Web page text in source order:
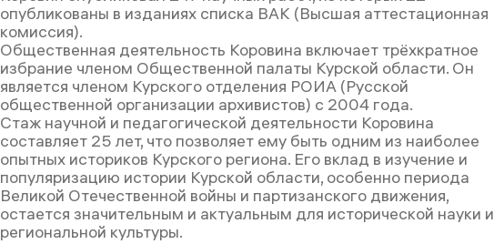
опубликованы в изданиях списка ВАК (Высшая аттестационная
комиссия).
Общественная деятельность Коровина включает трёхкратное
избрание членом Общественной палаты Курской области. Он
является членом Курского отделения РОИА (Русской
общественной организации архивистов) с 2004 года.
Стаж научной и педагогической деятельности Коровина
составляет 25 лет, что позволяет ему быть одним из наиболее
опытных историков Курского региона. Его вклад в изучение и
популяризацию истории Курской области, особенно периода
Великой Отечественной войны и партизанского движения,
остается значительным и актуальным для исторической науки и
региональной культуры.